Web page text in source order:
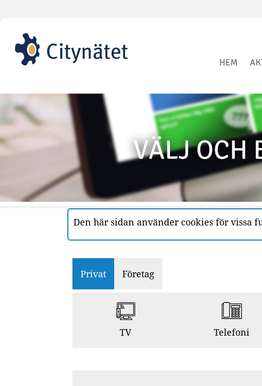
HEM
Den här sidan använder cookies för vissa
Privat Företag
TV Telefoni